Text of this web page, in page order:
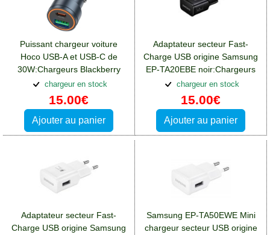
Puissant chargeur voiture
Hoco USB-A et USB-C de
30W:Chargeurs Blackberry
DTEK50
chargeur en stock
15.00€
Ajouter au panier
Adaptateur secteur Fast-
Charge USB origine Samsung
EP-TA20EBE noir:Chargeurs
Blackberry DTEK50
chargeur en stock
15.00€
Ajouter au panier
Adaptateur secteur Fast-
Charge USB origine Samsung
Samsung EP-TA50EWE Mini
chargeur secteur USB origine